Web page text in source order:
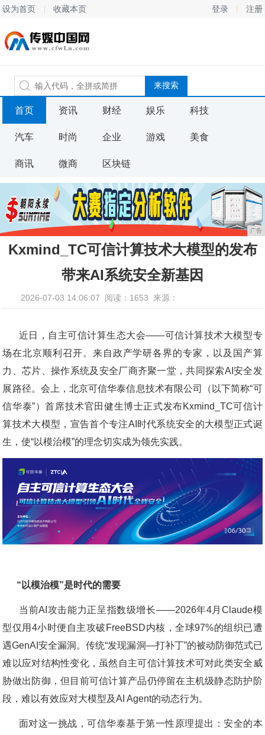
设为首页 收藏本页 登录 注册
首页 资讯 财经 娱乐 科技
汽车 时尚 企业 游戏 美食
商讯 微商 区块链
广告
Kxmind_TC可信计算技术大模型的发布
带来AI系统安全新基因
2026-07-03 14:06:07 阅读：1653 来源：
近日，自主可信计算生态大会——可信计算技术大模型专
场在北京顺利召开。来自政产学研各界的专家，以及国产算
力、芯片、操作系统及安全厂商齐聚一堂，共同探索AI安全发
展路径。会上，北京可信华泰信息技术有限公司（以下简称“可
信华泰”）首席技术官田健生博士正式发布Kxmind_TC可信计
算技术大模型，宣告首个专注AI时代系统安全的大模型正式诞
生，使“以模治模”的理念切实成为领先实践。
“以模治模”是时代的需要
当前AI攻击能力正呈指数级增长——2026年4月Claude模
型仅用4小时便自主攻破FreeBSD内核，全球97%的组织已遭
遇GenAI安全漏洞。传统“发现漏洞—打补丁”的被动防御范式已
难以应对结构性变化，虽然自主可信计算技术可对此类安全威
胁做出防御，但目前可信计算产品仍停留在主机级静态防护阶
段，难以有效应对大模型及AI Agent的动态行为。
面对这一挑战，可信华泰基于第一性原理提出：安全的本